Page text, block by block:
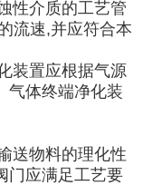
性介质的工艺管
流速,并应符合本
装置应根据气源
气体终端净化装
送物料的理化性
门应满足工艺要